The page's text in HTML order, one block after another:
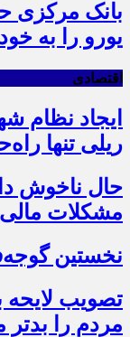
یورو را به
اقتصادی
ایجاد نظام
ریلی تنها
حال ناخوش
مشکلات مالی
نخستین
مردم را بدتر